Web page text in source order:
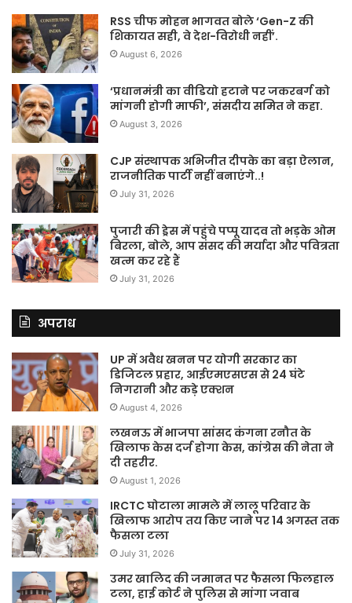
RSS चीफ मोहन भागवत बोले ‘Gen-Z की
शिकायत सही, वे देश-विरोधी नहीं’.
August 6, 2026
‘प्रधानमंत्री का वीडियो हटाने पर जकरबर्ग को
मांगनी होगी माफी’, संसदीय समित ने कहा.
August 3, 2026
CJP संस्थापक अभिजीत दीपके का बड़ा ऐलान,
राजनीतिक पार्टी नहीं बनाएंगे..!
July 31, 2026
पुजारी की ड्रेस में पहुंचे पप्पू यादव तो भड़के ओम
बिरला, बोले, आप संसद की मर्यादा और पवित्रता
खत्म कर रहे हैं
July 31, 2026
अपराध
UP में अवैध खनन पर योगी सरकार का
डिजिटल प्रहार, आईएमएसएस से 24 घंटे
निगरानी और कड़े एक्शन
August 4, 2026
लखनऊ में भाजपा सांसद कंगना रनौत के
खिलाफ केस दर्ज होगा केस, कांग्रेस की नेता ने
दी तहरीर.
August 1, 2026
IRCTC घोटाला मामले में लालू परिवार के
खिलाफ आरोप तय किए जाने पर 14 अगस्त तक
फैसला टला
July 31, 2026
उमर खालिद की जमानत पर फैसला फिलहाल
टला, हाई कोर्ट ने पुलिस से मांगा जवाब